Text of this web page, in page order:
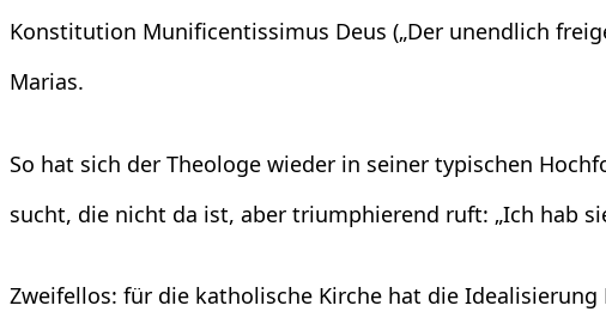
Konstitution Munificentissimus Deus („Der unendlich
Marias.
So hat sich der Theologe wieder in seiner typischen
sucht, die nicht da ist, aber triumphierend ruft: „Ich hab
Zweifellos: für die katholische Kirche hat die